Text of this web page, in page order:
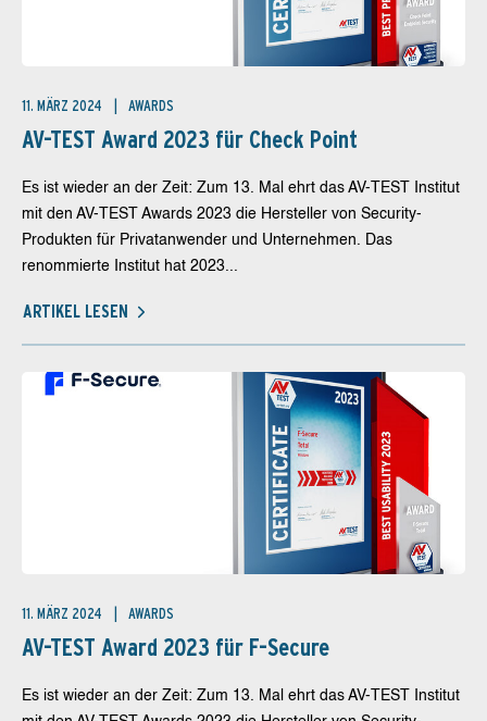
11. MÄRZ 2024 AWARDS
AV-TEST Award 2023 für Check Point
Es ist wieder an der Zeit: Zum 13. Mal ehrt das AV-TEST Institut
mit den AV-TEST Awards 2023 die Hersteller von Security-
Produkten für Privatanwender und Unternehmen. Das
renommierte Institut hat 2023...
ARTIKEL LESEN
11. MÄRZ 2024 AWARDS
AV-TEST Award 2023 für F-Secure
Es ist wieder an der Zeit: Zum 13. Mal ehrt das AV-TEST Institut